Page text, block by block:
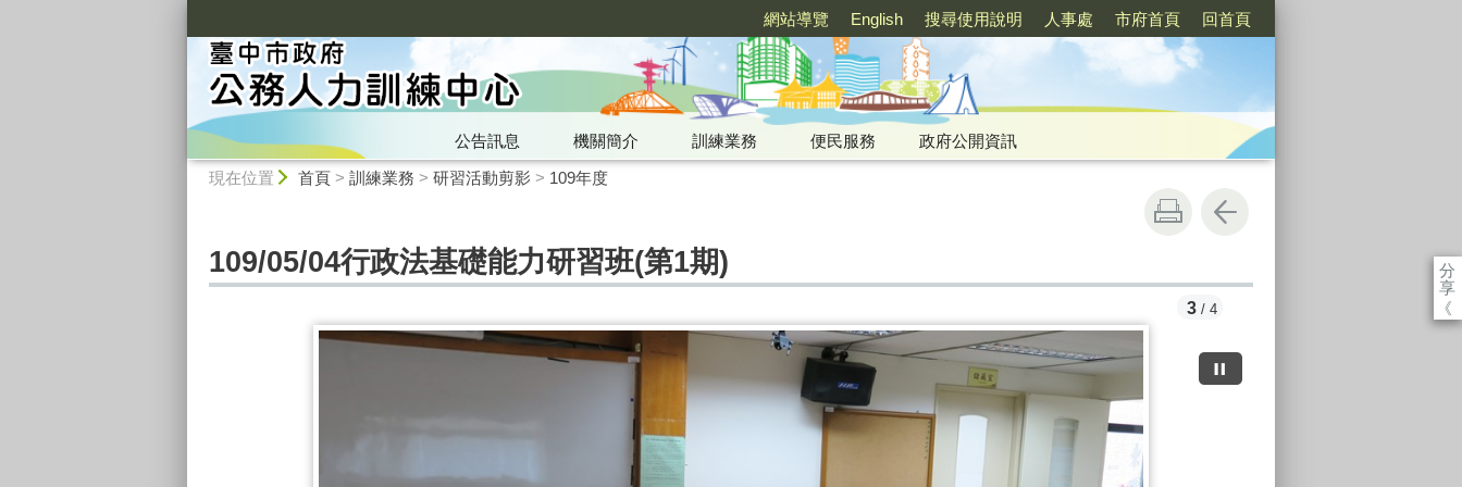
網站導覽 English 搜尋使用說明 人事處 市府首頁 回首頁
公告訊息 機關簡介 訓練業務 便民服務
政府公開資訊
現在位置 首頁> 訓練業務 > 研習活動剪影> 109年度
分
享
《
109/05/04行政法基礎能力研習班(第1期)
3 / 4